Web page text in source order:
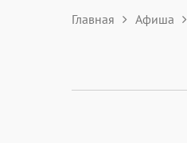
Главная Афиша